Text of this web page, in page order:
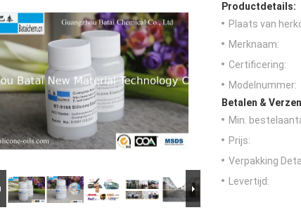
Productdetails:
Plaats van
Merknaam:
Certificering:
Modelnummer:
Betalen &
Min.
Prijs:
Verpakking
Levertijd: